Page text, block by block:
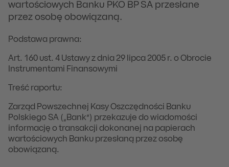
wartościowych Banku PKO BP SA przesłane
przez osobę obowiązaną.
Podstawa prawna:
Art. 160 ust. 4 Ustawy z dnia 29 lipca 2005 r. o Obrocie
Instrumentami Finansowymi
Treść raportu:
Zarząd Powszechnej Kasy Oszczędności Banku
Polskiego SA („Bank”) przekazuje do wiadomości
informację o transakcji dokonanej na papierach
wartościowych Banku przesłaną przez osobę
obowiązaną.